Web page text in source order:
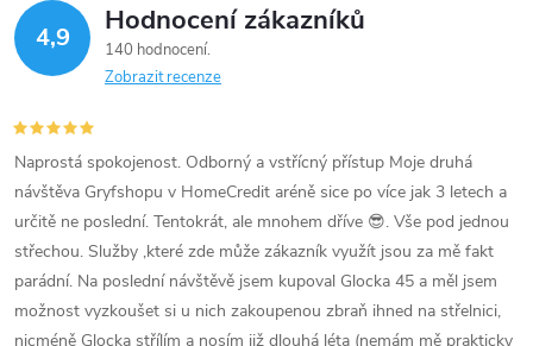
d
a
c
í
p
r
v
4,9 Hodnocení zákazníků
140 hodnocení
Zobrazit recenze
Naprostá spokojenost. Odborný a vstřícný přístup Moje druhá
návštěva Gryfshopu v HomeCredit aréně sice po více jak 3 letech a
určitě ne poslední. Tentokrát, ale mnohem dříve 😎. Vše pod jednou
střechou. Služby ,které zde může zákazník využít jsou za mě fakt
parádní. Na poslední návštěvě jsem kupoval Glocka 45 a měl jsem
možnost vyzkoušet si u nich zakoupenou zbraň ihned na střelnici,
nicméně Glocka střílím a nosím již dlouhá léta (nemám mě prakticky